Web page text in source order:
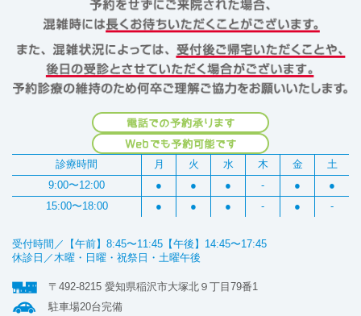
診療時間 月 火 水 木 金
土
9:00〜12:00
● ● ● - ●
●
15:00〜18:00
● ● ● - ● -
受付時間／【午前】8:45〜11:45【午後】14:45〜17:45
休診日／木曜・日曜・祝祭日・土曜午後
〒492-8215 愛知県稲沢市大塚北９丁目79番1
駐車場20台完備